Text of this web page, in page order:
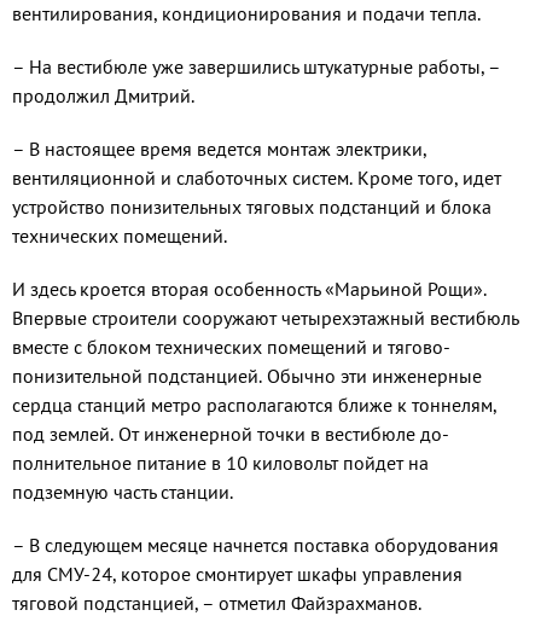
вентилирова­ния, кондиционирования и подачи тепла.
– На вестибюле уже завершились шту­катурные работы, –
продолжил Дмитрий.
– В настоящее время ведется монтаж электрики,
вентиляционной и слаботоч­ных систем. Кроме того, идет
устрой­ство понизительных тяговых подстанций и блока
технических помещений.
И здесь кроется вторая особенность «Марьиной Рощи».
Впервые строители со­оружают четырехэтажный вестибюль
вме­сте с блоком технических помещений и тя­гово-
понизительной подстанцией. Обычно эти инженерные
сердца станций метро располагаются ближе к тоннелям,
под зем­лей. От инженерной точки в вестибюле до­
полнительное питание в 10 киловольт пой­дет на
подземную часть станции.
– В следующем месяце начнется по­ставка оборудования
для СМУ-24, которое смонтирует шкафы управления
тяговой подстанцией, – отметил Файзрахманов.